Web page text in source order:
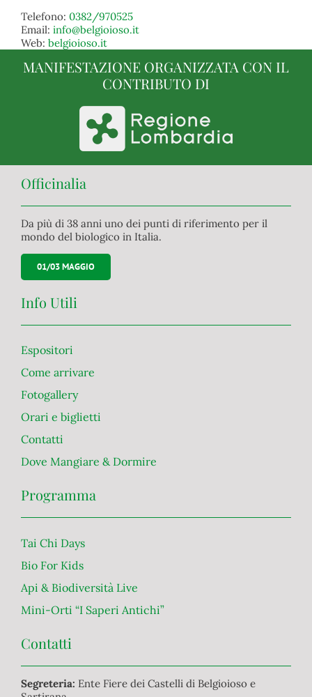
Telefono: 0382/970525
Email: info@belgioioso.it
Web: belgioioso.it
MANIFESTAZIONE ORGANIZZATA CON IL
CONTRIBUTO DI
Officinalia
Da più di 38 anni uno dei punti di riferimento per il
mondo del biologico in Italia.
01/03 MAGGIO
Info Utili
Espositori
Come arrivare
Fotogallery
Orari e biglietti
Contatti
Dove Mangiare & Dormire
Programma
Tai Chi Days
Bio For Kids
Api & Biodiversità Live
Mini-Orti “I Saperi Antichi”
Contatti
Segreteria: Ente Fiere dei Castelli di Belgioioso e